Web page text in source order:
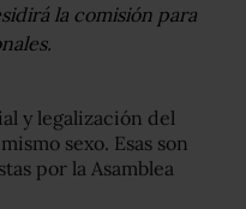
la comisión para
y legalización del
sexo. Esas son
por la Asamblea